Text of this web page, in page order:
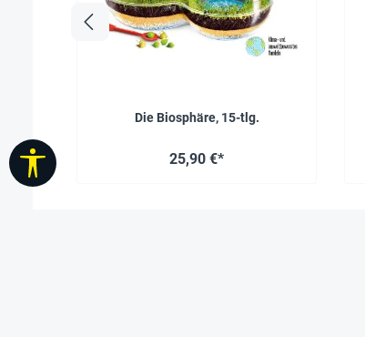
Die Biosphäre, 15-tlg.
25,90 €*
Werkzeugleiste anzeigen